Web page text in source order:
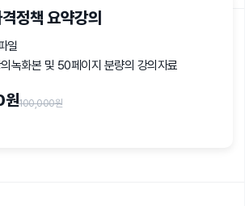
정책 요약강의
일
녹화본 및 50페이지 분량의 강의자료
100,000원